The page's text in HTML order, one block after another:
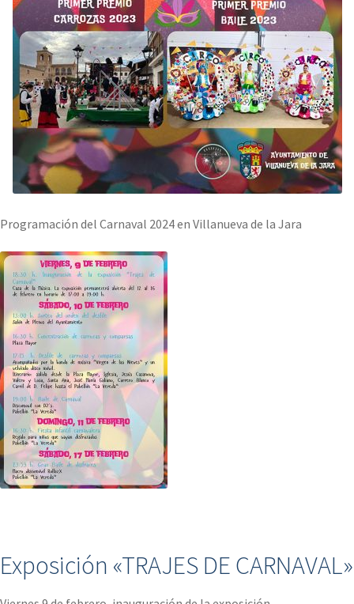
Programación del Carnaval 2024 en Villanueva de la Jara
Exposición «TRAJES DE CARNAVAL»